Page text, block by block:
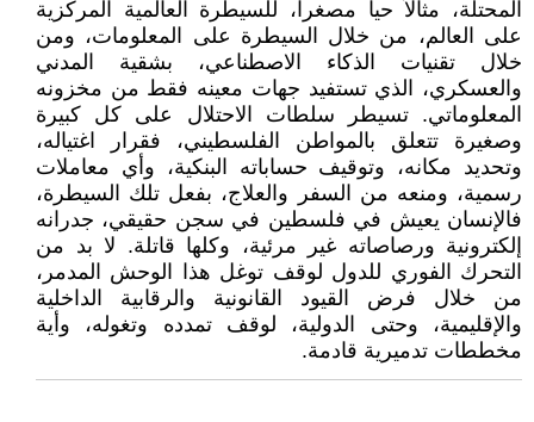
المحتلة، مثالاً حياً مصغراً، للسيطرة العالمية المركزية
على العالم، من خلال السيطرة على المعلومات، ومن
خلال تقنيات الذكاء الاصطناعي، بشقية المدني
والعسكري، الذي تستفيد جهات معينه فقط من مخزونه
المعلوماتي. تسيطر سلطات الاحتلال على كل كبيرة
وصغيرة تتعلق بالمواطن الفلسطيني، فقرار اغتياله،
وتحديد مكانه، وتوقيف حساباته البنكية، وأي معاملات
رسمية، ومنعه من السفر والعلاج، بفعل تلك السيطرة،
فالإنسان يعيش في فلسطين في سجن حقيقي، جدرانه
إلكترونية ورصاصاته غير مرئية، وكلها قاتلة. لا بد من
التحرك الفوري للدول لوقف توغل هذا الوحش المدمر،
من خلال فرض القيود القانونية والرقابية الداخلية
والإقليمية، وحتى الدولية، لوقف تمدده وتغوله، وأية
مخططات تدميرية قادمة.